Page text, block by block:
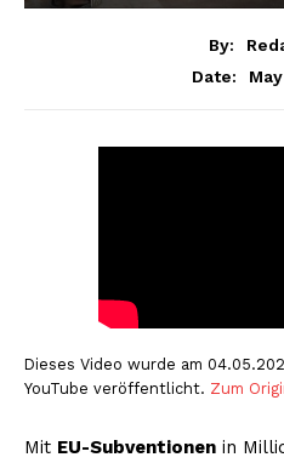
By:
Date:
Dieses Video wurde am
YouTube veröffentlicht. Zum
Mit EU-Subventionen in